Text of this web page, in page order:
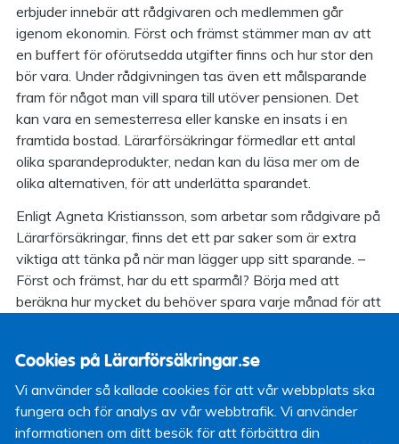
Cookies på Lärarförsäkringar.se
Vi använder så kallade cookies för att vår webbplats ska
fungera och för analys av vår webbtrafik. Vi använder
informationen om ditt besök för att förbättra din
erbjuder innebär att rådgivaren och medlemmen går
igenom ekonomin. Först och främst stämmer man av att
en buffert för oförutsedda utgifter finns och hur stor den
bör vara. Under rådgivningen tas även ett målsparande
fram för något man vill spara till utöver pensionen. Det
kan vara en semesterresa eller kanske en insats i en
framtida bostad. Lärarförsäkringar förmedlar ett antal
olika sparandeprodukter, nedan kan du läsa mer om de
olika alternativen, för att underlätta sparandet.
Enligt Agneta Kristiansson, som arbetar som rådgivare på
Lärarförsäkringar, finns det ett par saker som är extra
viktiga att tänka på när man lägger upp sitt sparande. –
Först och främst, har du ett sparmål? Börja med att
beräkna hur mycket du behöver spara varje månad för att
överblick över din totala bild så att du har koll. Alltså, vad
har du för inkomst och vad har du för utgifter? Se över
vad du spenderar och till vad. Det gör det lättare att se
vad du kan spara varje månad.